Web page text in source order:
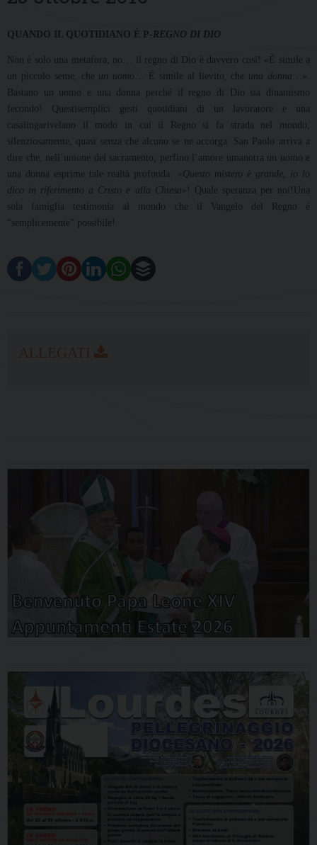
QUANDO IL QUOTIDIANO È P-REGNO DI DIO
Non è solo una metafora, no… il regno di Dio è davvero così! «È simile a
un piccolo seme, che un uomo … È simile al lievito, che una donna …».
Bastano un uomo e una donna perché il regno di Dio sia dinamismo
fecondo! Questisemplici gesti quotidiani di un lavoratore e una
casalingarivelano il modo in cui il Regno si fa strada nel mondo,
silenziosamente, quasi senza che alcuno se ne accorga. San Paolo arriva a
dire che, nell’unione del sacramento, perfino l’amore umanotra un uomo e
una donna esprime tale realtà profonda: «Questo mistero è grande, io lo
dico in riferimento a Cristo e alla Chiesa» ! Quale speranza per noi!Una
sola famiglia testimonia al mondo che il Vangelo del Regno è
“semplicemente” possibile!